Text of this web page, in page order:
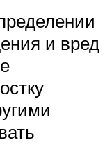
и вред